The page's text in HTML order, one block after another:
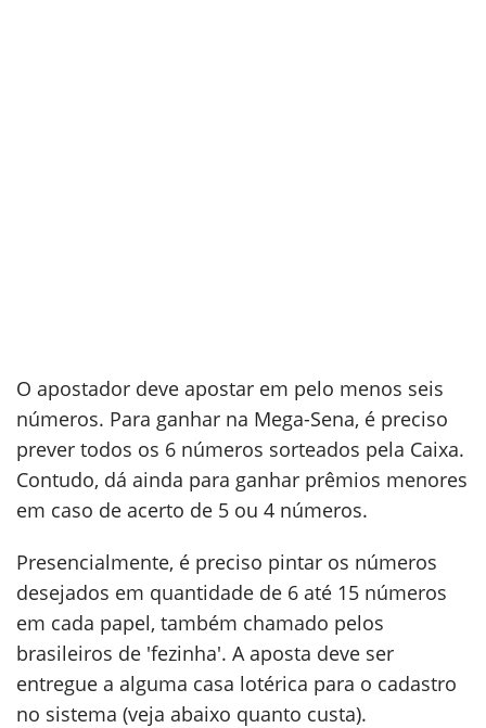
O apostador deve apostar em pelo menos seis
números. Para ganhar na Mega-Sena, é preciso
prever todos os 6 números sorteados pela Caixa.
Contudo, dá ainda para ganhar prêmios menores
em caso de acerto de 5 ou 4 números.
Presencialmente, é preciso pintar os números
desejados em quantidade de 6 até 15 números
em cada papel, também chamado pelos
brasileiros de 'fezinha'. A aposta deve ser
entregue a alguma casa lotérica para o cadastro
no sistema (veja abaixo quanto custa).